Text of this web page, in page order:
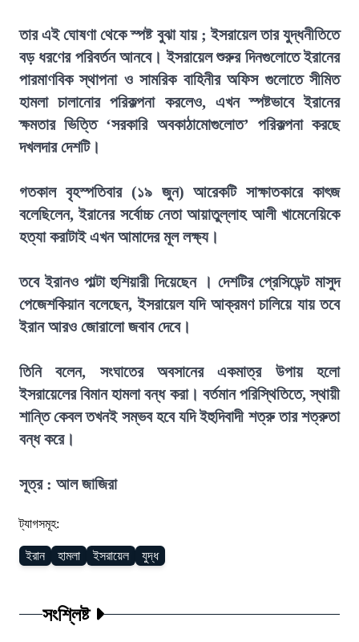
তার এই ঘোষণা থেকে স্পষ্ট বুঝা যায় ; ইসরায়েল তার যুদ্ধনীতিতে
বড় ধরণের পরিবর্তন আনবে। ইসরায়েল শুরুর দিনগুলোতে ইরানের
পারমাণবিক স্থাপনা ও সামরিক বাহিনীর অফিস গুলোতে সীমিত
হামলা চালানোর পরিকল্পনা করলেও, এখন স্পষ্টভাবে ইরানের
ক্ষমতার ভিত্তি ‘সরকারি অবকাঠামোগুলোত’ পরিকল্পনা করছে
দখলদার দেশটি।
গতকাল বৃহস্পতিবার (১৯ জুন) আরেকটি সাক্ষাতকারে কাৎজ
বলেছিলেন, ইরানের সর্বোচ্চ নেতা আয়াতুল্লাহ আলী খামেনেয়িকে
হত্যা করাটাই এখন আমাদের মূল লক্ষ্য।
তবে ইরানও পাল্টা হুশিয়ারী দিয়েছেন । দেশটির প্রেসিডেন্ট মাসুদ
পেজেশকিয়ান বলেছেন, ইসরায়েল যদি আক্রমণ চালিয়ে যায় তবে
ইরান আরও জোরালো জবাব দেবে।
তিনি বলেন, সংঘাতের অবসানের একমাত্র উপায় হলো
ইসরায়েলের বিমান হামলা বন্ধ করা। বর্তমান পরিস্থিতিতে, স্থায়ী
শান্তি কেবল তখনই সম্ভব হবে যদি ইহুদিবাদী শত্রু তার শত্রুতা
বন্ধ করে।
সূত্র : আল জাজিরা
ট্যাগসমূহ:
ইরান হামলা ইসরায়েল যুদ্ধ
সংশ্লিষ্ট